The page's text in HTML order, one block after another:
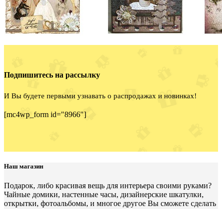
Подпишитесь на рассылку
И Вы будете первыми узнавать о распродажах и новинках!
[mc4wp_form id="8966"]
Наш магазин
Подарок, либо красивая вещь для интерьера своими руками?
Чайные домики, настенные часы, дизайнерские шкатулки,
открытки, фотоальбомы, и многое другое Вы сможете сделать